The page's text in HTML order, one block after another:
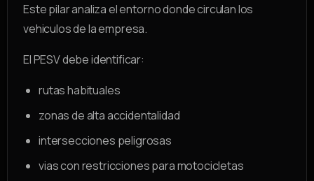
Este pilar analiza el entorno donde circulan los
vehiculos de la empresa.
El PESV debe identificar:
rutas habituales
zonas de alta accidentalidad
intersecciones peligrosas
vias con restricciones para motocicletas